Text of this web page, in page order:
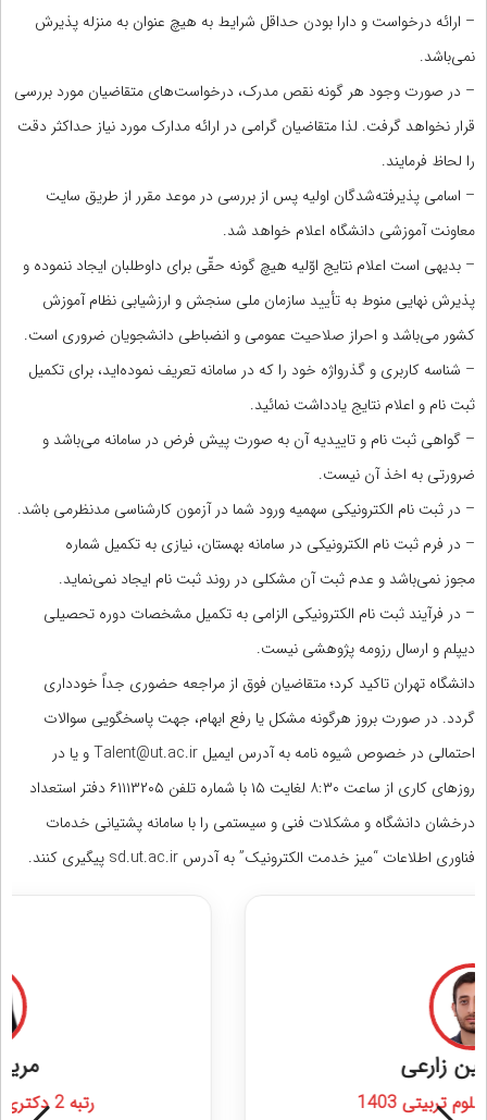
– ارائه درخواست و دارا بودن حداقل شرایط به هیچ عنوان به منزله پذیرش
نمی‌باشد.
– در صورت وجود هر گونه نقص مدرک، درخواست‌های متقاضیان مورد بررسی
قرار نخواهد گرفت. لذا متقاضیان گرامی در ارائه مدارک مورد نیاز حداکثر دقت
را لحاظ فرمایند.
– اسامی پذیرفته‌شدگان اولیه پس از بررسی در موعد مقرر از طریق سایت
معاونت آموزشی دانشگاه اعلام خواهد شد.
– بدیهی است اعلام نتایج اوّلیه هیچ گونه حقّی برای داوطلبان ایجاد ننموده و
پذیرش نهایی منوط به تأیید سازمان ملی سنجش و ارزشیابی نظام آموزش
کشور می‌باشد و احراز صلاحیت عمومی و انضباطی دانشجویان ضروری است.
– شناسه کاربری و گذرواژه خود را که در سامانه تعریف نموده‌اید، برای تکمیل
ثبت نام و اعلام نتایج یادداشت نمائید.
– گواهی ثبت نام و تاییدیه آن به صورت پیش فرض در سامانه می‌باشد و
ضرورتی به اخذ آن نیست.
– در ثبت نام الکترونیکی سهمیه ورود شما در آزمون کارشناسی مدنظرمی باشد.
– در فرم ثبت نام الکترونیکی در سامانه بهستان، نیازی به تکمیل شماره
مجوز نمی‌باشد و عدم ثبت آن مشکلی در روند ثبت نام ایجاد نمی‌نماید.
– در فرآیند ثبت نام الکترونیکی الزامی به تکمیل مشخصات دوره تحصیلی
دیپلم و ارسال رزومه پژوهشی نیست.
دانشگاه تهران تاکید کرد؛ متقاضیان فوق از مراجعه حضوری جداً خودداری
گردد. در صورت بروز هرگونه مشکل یا رفع ابهام، جهت پاسخگویی سوالات
احتمالی در خصوص شیوه نامه به آدرس ایمیل Talent@ut.ac.ir و یا در
روزهای کاری از ساعت ۸:۳۰ لغایت ۱۵ با شماره تلفن ۶۱۱۱۳۲۰۵ دفتر استعداد
درخشان دانشگاه و مشکلات فنی و سیستمی را با سامانه پشتیانی خدمات
فناوری اطلاعات “میز خدمت الکترونیک” به آدرس sd.ut.ac.ir پیگیری کنند.